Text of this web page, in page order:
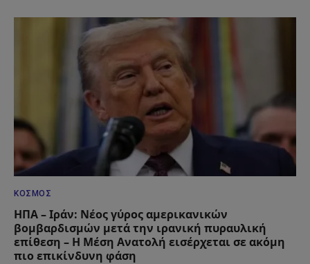
ΚΌΣΜΟΣ
ΗΠΑ – Ιράν: Νέος γύρος αμερικανικών
βομβαρδισμών μετά την ιρανική πυραυλική
επίθεση – Η Μέση Ανατολή εισέρχεται σε ακόμη
πιο επικίνδυνη φάση